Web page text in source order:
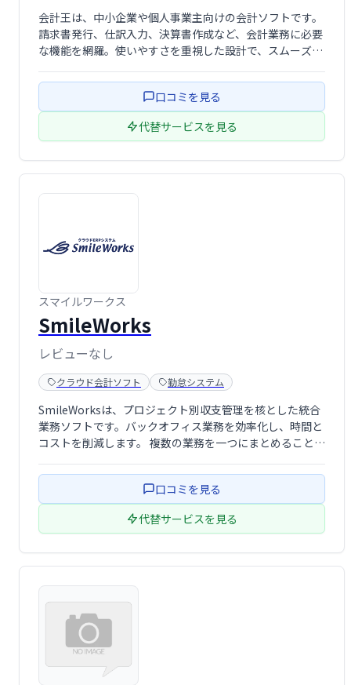
会計王は、中小企業や個人事業主向けの会計ソフトです。
請求書発行、仕訳入力、決算書作成など、会計業務に必要
な機能を網羅。使いやすさを重視した設計で、スムーズな
り、様々なニーズに対応。業務効率化と正確な会計処理を
サポートします。まずは無料体験版でお試し …
口コミを見る
代替サービスを見る
スマイルワークス
SmileWorks
レビューなし
クラウド会計ソフト 勤怠システム
SmileWorksは、プロジェクト別収支管理を核とした統合
業務ソフトです。バックオフィス業務を効率化し、時間と
コストを削減します。 複数の業務を一つにまとめること
す。 プロジェクトの収支状況をリアルタイムで把握し、迅
速な意思決定をサポートしま …
口コミを見る
代替サービスを見る